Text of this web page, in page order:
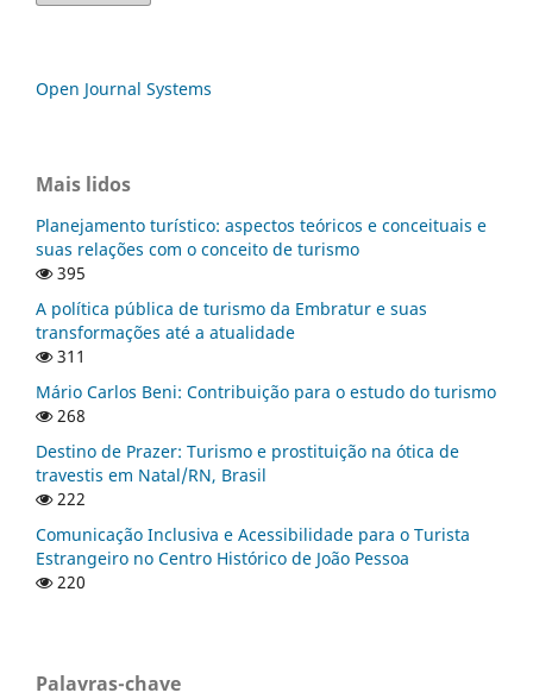
Open Journal Systems
Mais lidos
Planejamento turístico: aspectos teóricos e conceituais e
suas relações com o conceito de turismo
395
A política pública de turismo da Embratur e suas
transformações até a atualidade
311
Mário Carlos Beni: Contribuição para o estudo do turismo
268
Destino de Prazer: Turismo e prostituição na ótica de
travestis em Natal/RN, Brasil
222
Comunicação Inclusiva e Acessibilidade para o Turista
Estrangeiro no Centro Histórico de João Pessoa
220
Palavras-chave